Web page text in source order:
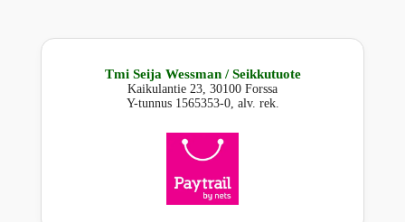
Tmi Seija Wessman / Seikkutuote
Kaikulantie 23, 30100 Forssa
Y-tunnus 1565353-0, alv. rek.